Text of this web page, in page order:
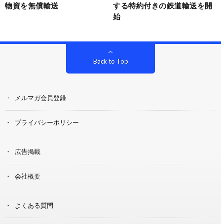
物資を無償輸送
する特約付きの鉄道輸送を開
始
Back to Top
メルマガ会員登録
プライバシーポリシー
広告掲載
会社概要
よくある質問